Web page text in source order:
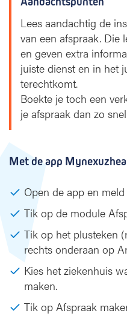
k
b
o
e
n
Lees aandachtig de
van een afspraak. Die
en geven extra
juiste dienst en in het
terechtkomt.
Boekte je toch een
je afspraak dan zo
Met de app
Open de app en
Tik op de module
Tik op het plusteken
rechts onderaan op
Kies het ziekenhuis
maken.
Tik op Afspraak